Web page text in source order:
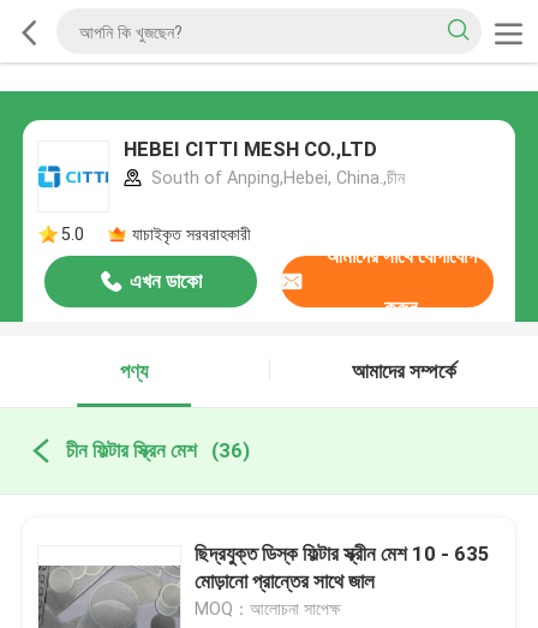
HEBEI CITTI MESH CO.,LTD
South of Anping,Hebei, China.,চীন
5.0 যাচাইকৃত সরবরাহকারী
এখন ডাকো
আমাদের সাথে যোগাযোগ
করুন
পণ্য আমাদের সম্পর্কে
চীন ফিল্টার স্ক্রিন মেশ (36)
ছিদ্রযুক্ত ডিস্ক ফিল্টার স্ক্রীন মেশ 10 - 635
মোড়ানো প্রান্তের সাথে জাল
MOQ：আলোচনা সাপেক্ষ